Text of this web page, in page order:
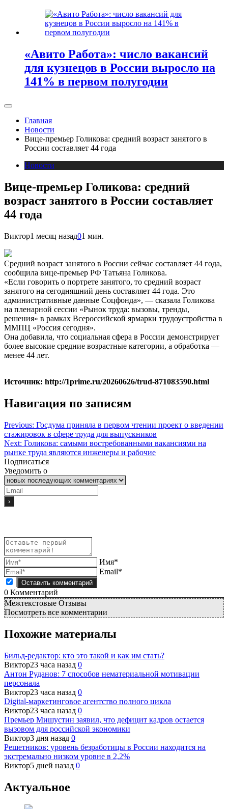
«Авито Работа»: число вакансий
для кузнецов в России выросло на
141% в первом полугодии
Главная
Новости
Вице-премьер Голикова: средний возраст занятого в
России составляет 44 года
Новости
Вице-премьер Голикова: средний
возраст занятого в России составляет
44 года
Виктор1 месяц назад01 мин.
Средний возраст занятого в России сейчас составляет 44 года,
сообщила вице-премьер РФ Татьяна Голикова.
«Если говорить о портрете занятого, то средний возраст
занятого на сегодняшний день составляет 44 года. Это
административные данные Соцфонда», — сказала Голикова
на пленарной сессии «Рынок труда: вызовы, тренды,
решения» в рамках Всероссийской ярмарки трудоустройства в
ММПЦ «Россия сегодня».
Она добавила, что социальная сфера в России демонстрирует
более высокие средние возрастные категории, а обработка —
менее 44 лет.
Источник: http://1prime.ru/20260626/trud-871083590.html
Навигация по записям
Previous: Госдума приняла в первом чтении проект о введении
стажировок в сфере труда для выпускников
Next: Голикова: самыми востребованными вакансиями на
рынке труда являются инженеры и рабочие
Подписаться
Уведомить о
Имя*
Email*
0 Комментарий
Межтекстовые Отзывы
Посмотреть все комментарии
Похожие материалы
Бильд-редактор: кто это такой и как им стать?
Виктор23 часа назад 0
Антон Руданов: 7 способов нематериальной мотивации
персонала
Виктор23 часа назад 0
Digital-маркетинговое агентство полного цикла
Виктор23 часа назад 0
Премьер Мишустин заявил, что дефицит кадров остается
вызовом для российской экономики
Виктор3 дня назад 0
Решетников: уровень безработицы в России находится на
экстремально низком уровне в 2,2%
Виктор5 дней назад 0
Актуальное